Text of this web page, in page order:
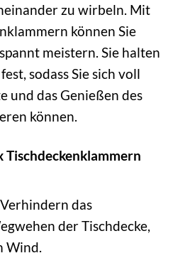
zu wirbeln. Mit
können Sie
meistern. Sie halten
sodass Sie sich voll
und das Genießen des
können.
Verhindern das
der Tischdecke,
Wind.